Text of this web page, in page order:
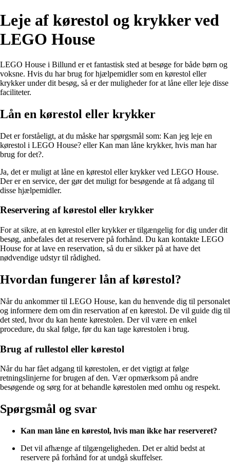
Leje af kørestol og krykker ved
LEGO House
LEGO House i Billund er et fantastisk sted at besøge for både børn og
voksne. Hvis du har brug for hjælpemidler som en kørestol eller
krykker under dit besøg, så er der muligheder for at låne eller leje disse
faciliteter.
Lån en kørestol eller krykker
Det er forståeligt, at du måske har spørgsmål som: Kan jeg leje en
kørestol i LEGO House? eller Kan man låne krykker, hvis man har
brug for det?.
Ja, det er muligt at låne en kørestol eller krykker ved LEGO House.
Der er en service, der gør det muligt for besøgende at få adgang til
disse hjælpemidler.
Reservering af kørestol eller krykker
For at sikre, at en kørestol eller krykker er tilgængelig for dig under dit
besøg, anbefales det at reservere på forhånd. Du kan kontakte LEGO
House for at lave en reservation, så du er sikker på at have det
nødvendige udstyr til rådighed.
Hvordan fungerer lån af kørestol?
Når du ankommer til LEGO House, kan du henvende dig til personalet
og informere dem om din reservation af en kørestol. De vil guide dig til
det sted, hvor du kan hente kørestolen. Der vil være en enkel
procedure, du skal følge, før du kan tage kørestolen i brug.
Brug af rullestol eller kørestol
Når du har fået adgang til kørestolen, er det vigtigt at følge
retningslinjerne for brugen af den. Vær opmærksom på andre
besøgende og sørg for at behandle kørestolen med omhu og respekt.
Spørgsmål og svar
Kan man låne en kørestol, hvis man ikke har reserveret?
Det vil afhænge af tilgængeligheden. Det er altid bedst at
reservere på forhånd for at undgå skuffelser.